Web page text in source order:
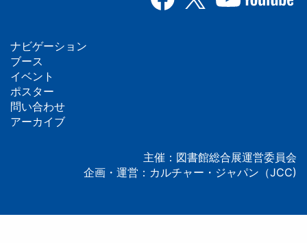
フ
ッ
タ
ナビゲーション
ブース
イベント
ポスター
問い合わせ
アーカイブ
主催：図書館総合展運営委員会
企画・運営：カルチャー・ジャパン（JCC)